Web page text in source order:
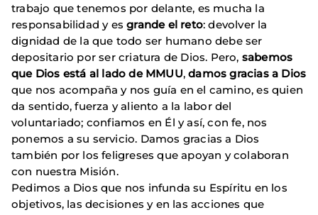
trabajo que tenemos por delante, es mucha la
responsabilidad y esgrande el reto: devolver la
dignidad de la que todo ser humano debe ser
depositario por ser criatura de Dios. Pero, sabemos
que Dios está al lado de MMUU,damos gracias a Dios
que nos acompaña y nos guía en el camino, es quien
da sentido, fuerza y aliento a la labor del
voluntariado; confiamos en Él y así, con fe, nos
ponemos a su servicio. Damos gracias a Dios
también por los feligreses que apoyan y colaboran
con nuestra Misión.
Pedimos a Dios que nos infunda su Espíritu en los
objetivos, las decisiones y en las acciones que